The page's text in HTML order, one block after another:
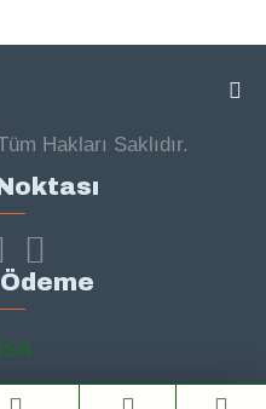
Hakları Saklıdır.